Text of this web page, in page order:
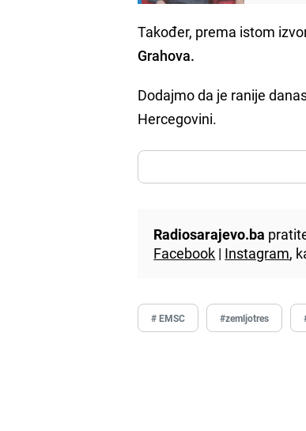
Također, prema istom
Grahova.
Dodajmo da je ranije
Hercegovini.
Radiosarajevo.ba
Facebook | Instagram,
# EMSC #zemljotres